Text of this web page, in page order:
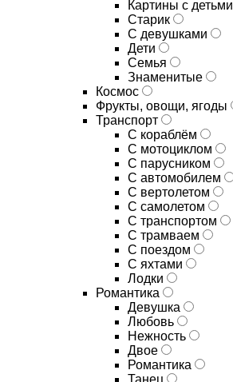
Картины с детьми
Старик
С девушками
Дети
Семья
Знаменитые
Космос
Фрукты, овощи, ягоды
Транспорт
С кораблём
С мотоциклом
С парусником
С автомобилем
С вертолетом
С самолетом
С транспортом
С трамваем
С поездом
С яхтами
Лодки
Романтика
Девушка
Любовь
Нежность
Двое
Романтика
Танец